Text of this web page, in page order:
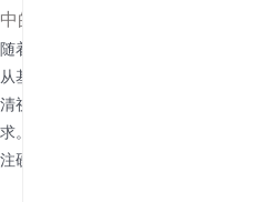
中的最佳5G路由器
随着全球行业转向大规模自动化和
从基础连接升级为高容量、高韧性
清视频监控流和远程管理工具同时
求。识别
用于此类关
注硬件如何管理信号密度和网络架构。